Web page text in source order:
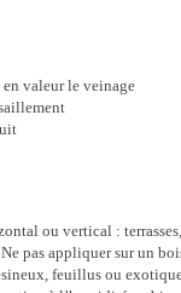
en valeur le veinage
ou vertical :
pas appliquer sur un
feuillus ou